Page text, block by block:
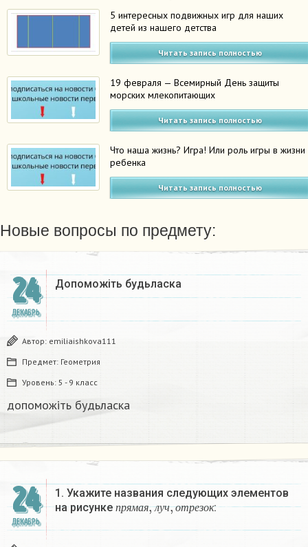
5 интересных подвижных игр для наших
детей из нашего детства
Читать запись полностью
19 февраля — Всемирный День защиты
морских млекопитающих
Читать запись полностью
Что наша жизнь? Игра! Или роль игры в жизни
ребенка
Читать запись полностью
Новые вопросы по предмету:
24
ДЕКАБРЬ
Допоможіть будьласка
Автор: emiliaishkova111
Предмет: Геометрия
Уровень: 5 - 9 класс
допоможіть будьласка
24
ДЕКАБРЬ
1. Укажите названия следующих элементов
на рисунке
прямая л у ч о т р е зо к
прямая, луч,отрезок
: